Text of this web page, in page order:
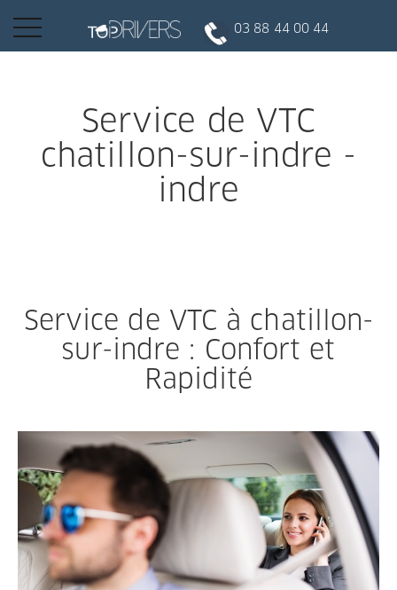
INSCRIPTION CLIENT
DEVENIR CHAUFFEUR
Politique de confidentialité
Mentions légales
Privacy
Basculer
03 88 44 00 44
Service de VTC
chatillon-sur-indre -
indre
Service de VTC à chatillon-
sur-indre : Confort et
Rapidité